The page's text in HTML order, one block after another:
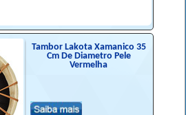
Tambor Lakota Xamanico 35
Cm De Diametro Pele
Vermelha